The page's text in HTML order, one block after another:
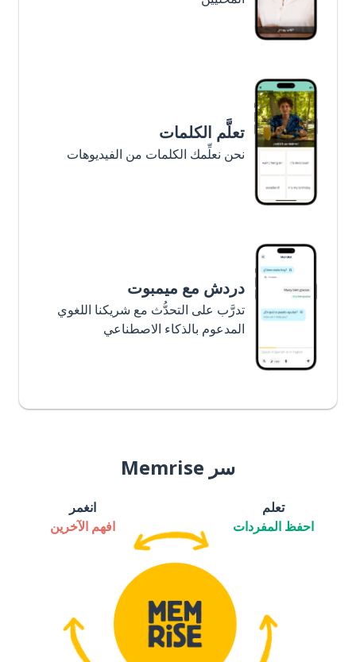
تعلَّم الكلمات
نحن نعلِّمك الكلمات من الفيديوهات
دردش مع ميمبوت
تدرَّب على التحدُّث مع شريكنا اللغوي
المدعوم بالذكاء الاصطناعي
سر Memrise
تعلم
احفظ المفردات
انغمر
افهم الآخرين